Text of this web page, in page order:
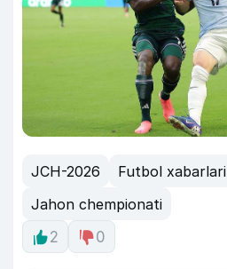
JCH-2026
Futbol xabarlari
Jahon chempionati
2
0